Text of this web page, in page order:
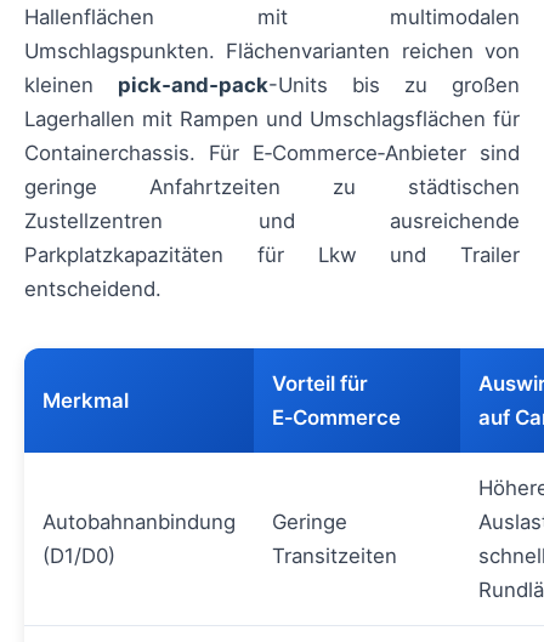
Hallenflächen mit multimodalen
Umschlagspunkten. Flächenvarianten reichen von
kleinen pick‑and‑pack-Units bis zu großen
Lagerhallen mit Rampen und Umschlagsflächen für
Containerchassis. Für E‑Commerce‑Anbieter sind
geringe Anfahrtzeiten zu städtischen
Zustellzentren und ausreichende
Parkplatzkapazitäten für Lkw und Trailer
entscheidend.
Merkmal
Vorteil für
E‑Commerce
auf
Autobahnanbindung
(D1/D0)
Geringe
Transitzeiten